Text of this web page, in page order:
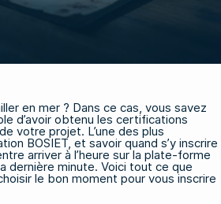
en mer ? Dans ce cas, vous savez
d’avoir obtenu les certifications
votre projet. L’une des plus
BOSIET, et savoir quand s’y inscrire
arriver à l’heure sur la plate-forme
dernière minute. Voici tout ce que
le bon moment pour vous inscrire